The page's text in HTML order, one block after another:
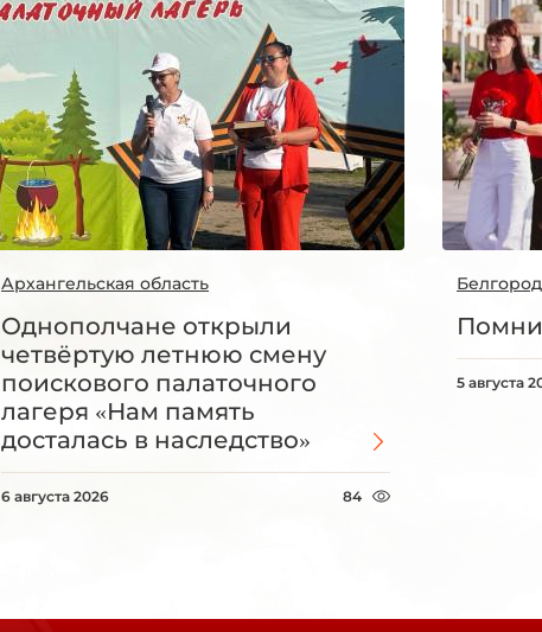
Архангельская область
Однополчане открыли
четвёртую летнюю смену
поискового палаточного
лагеря «Нам память
досталась в наследство»
6 августа 2026 84
5 августа